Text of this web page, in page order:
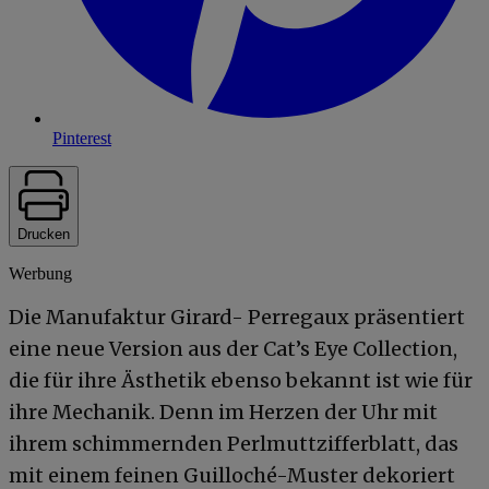
Pinterest
Drucken
Werbung
Die Manufaktur Girard- Perregaux präsentiert
eine neue Version aus der Cat’s Eye Collection,
die für ihre Ästhetik ebenso bekannt ist wie für
ihre Mechanik. Denn im Herzen der Uhr mit
ihrem schimmernden Perlmuttzifferblatt, das
mit einem feinen Guilloché-Muster dekoriert